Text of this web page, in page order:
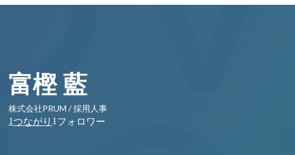
富樫 藍
株式会社PRUM / 採用人事
1つながり 1 フォロワー